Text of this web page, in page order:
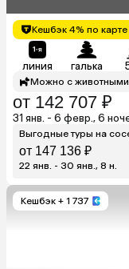
Кешбэк 4% по
линия галька
Можно с животными
от 142 707 ₽
31 янв. - 6 февр., 6
Выгодные туры на
от 147 136 ₽
22 янв. - 30 янв., 8 н.
Кешбэк + 1 737